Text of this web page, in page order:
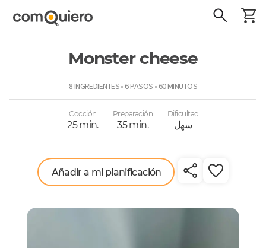
Monster cheese
8 INGREDIENTES • 6 PASOS • 60 MINUTOS
Cocción
25 min.
Preparación
35 min.
Dificultad
سهل
Añadir a mi planificación